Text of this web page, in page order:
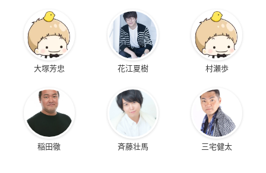
大塚芳忠 花江夏樹 村瀬歩
稲田徹 斉藤壮馬 三宅健太